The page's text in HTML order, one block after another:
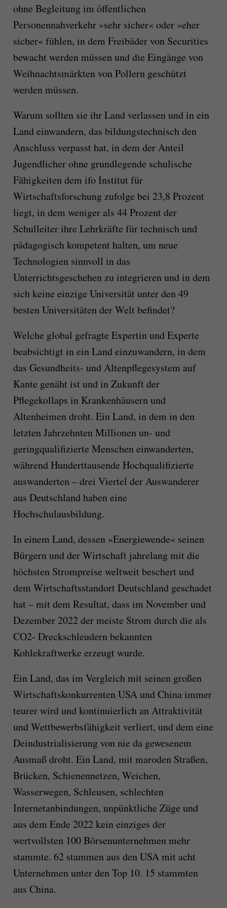
ohne Begleitung im öffentlichen
Personennahverkehr »sehr sicher« oder »eher
sicher« fühlen, in dem Freibäder von Securities
bewacht werden müssen und die Eingänge von
Weihnachtsmärkten von Pollern geschützt
werden müssen.
Warum sollten sie ihr Land verlassen und in ein
Land einwandern, das bildungstechnisch den
Anschluss verpasst hat, in dem der Anteil
Jugendlicher ohne grundlegende schulische
Fähigkeiten dem ifo Institut für
Wirtschaftsforschung zufolge bei 23,8 Prozent
liegt, in dem weniger als 44 Prozent der
Schulleiter ihre Lehrkräfte für technisch und
pädagogisch kompetent halten, um neue
Technologien sinnvoll in das
Unterrichtsgeschehen zu integrieren und in dem
sich keine einzige Universität unter den 49
besten Universitäten der Welt befindet?
Welche global gefragte Expertin und Experte
beabsichtigt in ein Land einzuwandern, in dem
das Gesundheits- und Altenpflegesystem auf
Kante genäht ist und in Zukunft der
Pflegekollaps in Krankenhäusern und
Altenheimen droht. Ein Land, in dem in den
letzten Jahrzehnten Millionen un- und
geringqualifizierte Menschen einwanderten,
während Hunderttausende Hochqualifizierte
auswanderten – drei Viertel der Auswanderer
aus Deutschland haben eine
Hochschulausbildung.
In einem Land, dessen »Energiewende« seinen
Bürgern und der Wirtschaft jahrelang mit die
höchsten Strompreise weltweit beschert und
dem Wirtschaftsstandort Deutschland geschadet
hat – mit dem Resultat, dass im November und
Dezember 2022 der meiste Strom durch die als
CO2- Dreckschleudern bekannten
Kohlekraftwerke erzeugt wurde.
Ein Land, das im Vergleich mit seinen großen
Wirtschaftskonkurrenten USA und China immer
teurer wird und kontinuierlich an Attraktivität
und Wettbewerbsfähigkeit verliert, und dem eine
Deindustrialisierung von nie da gewesenem
Ausmaß droht. Ein Land, mit maroden Straßen,
Brücken, Schienennetzen, Weichen,
Wasserwegen, Schleusen, schlechten
Internetanbindungen, unpünktliche Züge und
aus dem Ende 2022 kein einziges der
wertvollsten 100 Börsenunternehmen mehr
stammte. 62 stammen aus den USA mit acht
Unternehmen unter den Top 10. 15 stammten
aus China.